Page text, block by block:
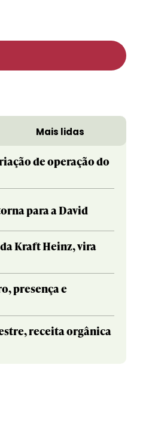
Mais lidas
de operação do
para a David
Kraft Heinz, vira
presença e
receita orgânica